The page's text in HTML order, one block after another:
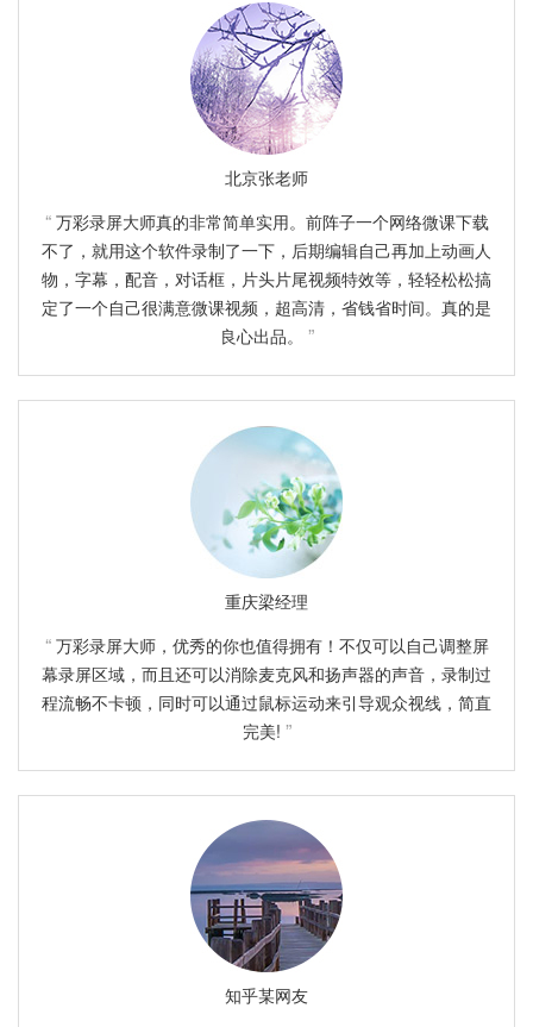
北京张老师
万彩录屏大师真的非常简单实用。前阵子一个网络微课下载
不了，就用这个软件录制了一下，后期编辑自己再加上动画人
物，字幕，配音，对话框，片头片尾视频特效等，轻轻松松搞
定了一个自己很满意微课视频，超高清，省钱省时间。真的是
良心出品。
重庆梁经理
万彩录屏大师，优秀的你也值得拥有！不仅可以自己调整屏
幕录屏区域，而且还可以消除麦克风和扬声器的声音，录制过
程流畅不卡顿，同时可以通过鼠标运动来引导观众视线，简直
完美!
知乎某网友